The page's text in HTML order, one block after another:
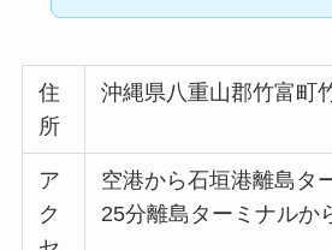
住
所
沖縄県八重山郡竹富町
ア
ク
空港から石垣港離島タ
25分離島ターミナルか